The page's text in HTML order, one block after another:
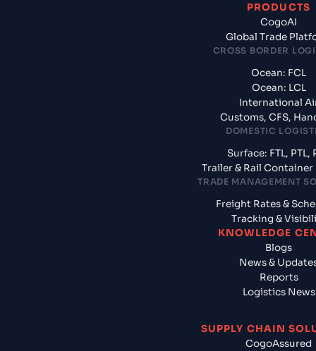
PRODUCTS
CogoAI
Global Trade
CROSS BORDER
Ocean: FCL
Ocean: LCL
International
Customs, CFS,
DOMESTIC
Surface: FTL, PTL,
Trailer & Rail Container
TRADE MANAGEMENT
Freight Rates &
Tracking &
KNOWLEDGE
Blogs
News &
Reports
Logistics News
SUPPLY CHAIN
CogoAssured